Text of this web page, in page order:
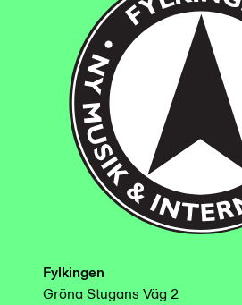
Fylkingen
Gröna Stugans Väg 2